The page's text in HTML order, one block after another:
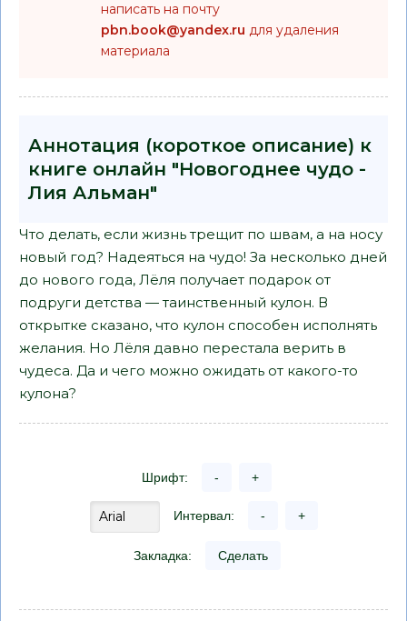
написать на почту
pbn.book@yandex.ru для удаления
материала
Аннотация (короткое описание) к
книге онлайн "Новогоднее чудо -
Лия Альман"
Что делать, если жизнь трещит по швам, а на носу
новый год? Надеяться на чудо! За несколько дней
до нового года, Лёля получает подарок от
подруги детства — таинственный кулон. В
открытке сказано, что кулон способен исполнять
желания. Но Лёля давно перестала верить в
чудеса. Да и чего можно ожидать от какого-то
кулона?
Шрифт: - +
Интервал: - +
Закладка: Сделать